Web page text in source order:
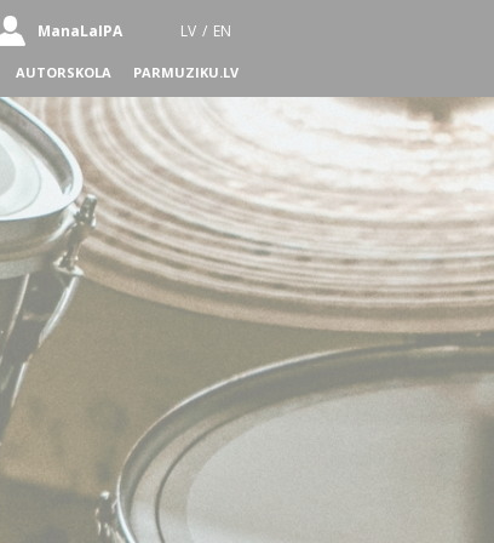
ManaLaIPA LV / EN
AUTORSKOLA PARMUZIKU.LV